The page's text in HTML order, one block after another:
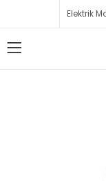
Elektrik